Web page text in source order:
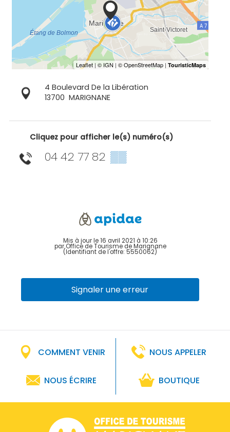
4 Boulevard De la Libération
13700 MARIGNANE
Cliquez pour afficher le(s) numéro(s)
04 42 77 82 ▒▒
Mis à jour le 16 avril 2021 à 10:26
par Office de Tourisme de Marignane
(Identifiant de l'offre: 5550062)
Signaler une erreur
COMMENT VENIR NOUS APPELER
NOUS ÉCRIRE BOUTIQUE